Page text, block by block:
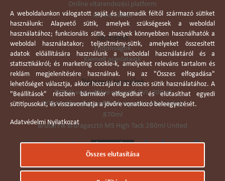
Online vitarendezési platform
Online elállás
Termékek
Újdonságok
Kiemelt ajánlataink
Népszerű termékek
TYTAN vegyi dübel ragasztó EVI. 300ml
TYTAN vékonyágyas falazó ragasztó pisztolyhab
870ml
Brutál Fix erőragasztó MS High Tack 280ml United
A weboldalunkon válogatott saját és harmadik féltől származó sütiket
használunk: Alapvető sütik, amelyek szükségesek a weboldal
használatához; funkcionális sütik, amelyek könnyebben használhatók a
weboldal használatakor; teljesítmény-sütik, amelyeket összesített
adatok előállítására használunk a weboldal használatáról és a
statisztikákról; és marketing cookie-k, amelyeket releváns tartalom és
reklám megjelenítésére használnak. Ha az "Összes elfogadása"
lehetőséget választja, akkor hozzájárul az összes sütik használatához. A
"Beállítások" részben bármikor elfogadhat és elutasíthat egyedi
sütitípusokat, és visszavonhatja a jövőre vonatkozó beleegyezését.
Adatvédelmi Nyilatkozat
Összes elutasítása